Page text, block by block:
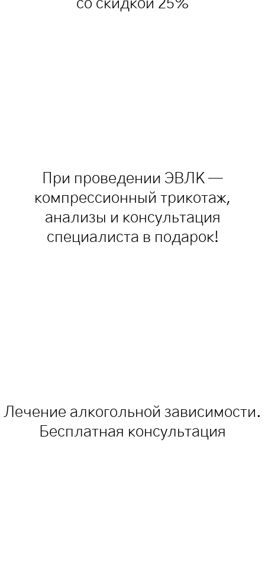
со скидкой 25%
При проведении ЭВЛК —
компрессионный трикотаж,
анализы и консультация
специалиста в подарок!
Лечение алкогольной зависимости.
Бесплатная консультация